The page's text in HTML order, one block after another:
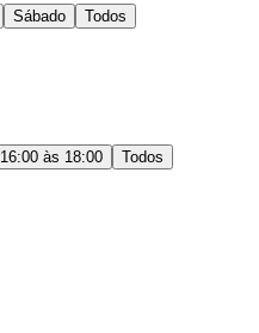
Sábado Todos
16:00 às 18:00
Todos